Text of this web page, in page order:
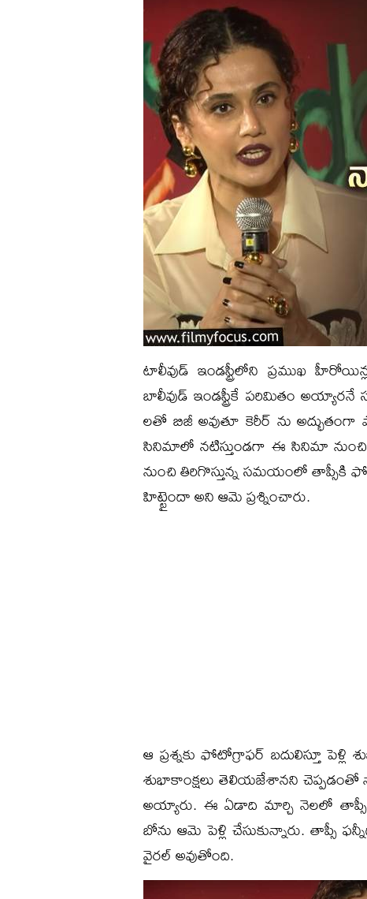
టాలీవుడ్ ఇండస్ట్రీలోని ప్రముఖ
బాలీవుడ్ ఇండస్ట్రీకే పరిమితం అయ్యారనే
లతో బిజీ అవుతూ కెరీర్ ను అద్భుతంగా
సినిమాలో నటిస్తుండగా ఈ సినిమా
నుంచి తిరిగొస్తున్న సమయంలో తాప్సీకి
హిట్టైందా అని ఆమె ప్రశ్నించారు.
ఆ ప్రశ్నకు ఫోటోగ్రాఫర్ బదులిస్తూ
శుభాకాంక్షలు తెలియజేశానని
అయ్యారు. ఈ ఏడాది మార్చి నెలలో తాప్సీ
బోను ఆమె పెళ్లి చేసుకున్నారు. తాప్సీ
వైరల్ అవుతోంది.